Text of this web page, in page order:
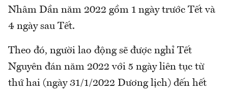
Nhâm Dần năm 2022 gồm 1 ngày trước Tết và
4 ngày sau Tết.
Theo đó, người lao động sẽ được nghỉ Tết
Nguyên đán năm 2022 với 5 ngày liên tục từ
thứ hai (ngày 31/1/2022 Dương lịch) đến hết